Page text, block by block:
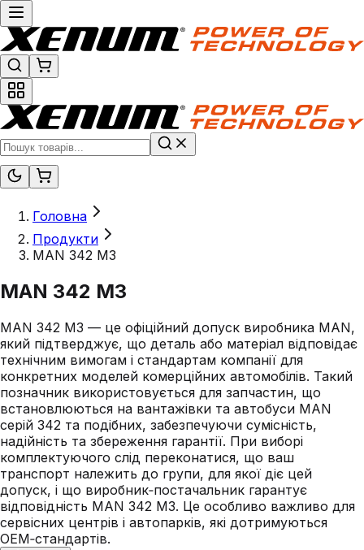
Головна
Продукти
MAN 342 M3
MAN 342 M3
MAN 342 M3 — це офіційний допуск виробника MAN,
який підтверджує, що деталь або матеріал відповідає
технічним вимогам і стандартам компанії для
конкретних моделей комерційних автомобілів. Такий
позначник використовується для запчастин, що
встановлюються на вантажівки та автобуси MAN
серій 342 та подібних, забезпечуючи сумісність,
надійність та збереження гарантії. При виборі
комплектуючого слід переконатися, що ваш
транспорт належить до групи, для якої діє цей
допуск, і що виробник‑постачальник гарантує
відповідність MAN 342 M3. Це особливо важливо для
сервісних центрів і автопарків, які дотримуються
OEM‑стандартів.